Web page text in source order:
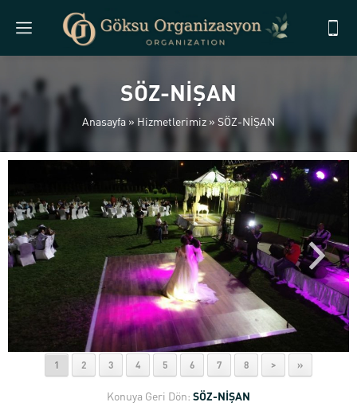
SÖZ-NİŞAN
Anasayfa »Hizmetlerimiz » SÖZ-NİŞAN
1 2 3 4 5 6 7 8 > »
Konuya Geri Dön: SÖZ-NİŞAN